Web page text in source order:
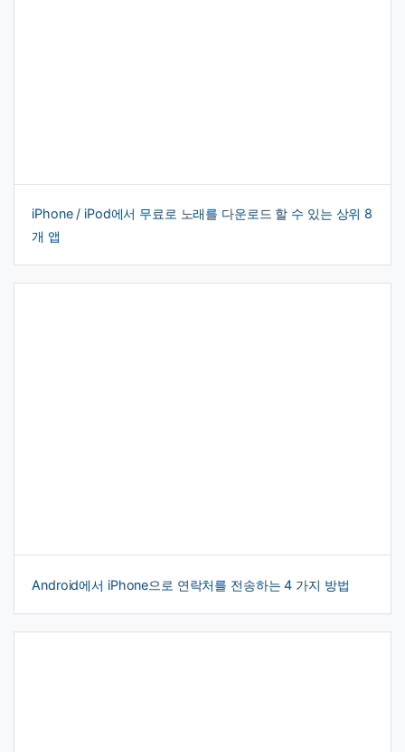
iPhone / iPod에서 무료로 노래를 다운로드 할 수 있는 상위 8
개 앱
Android에서 iPhone으로 연락처를 전송하는 4 가지 방법